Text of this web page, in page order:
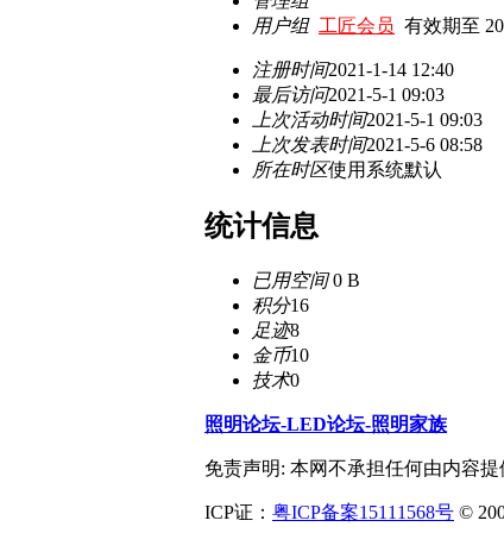
用户组 工匠会员 有效期至
注册时间2021-1-14 12:40
最后访问2021-5-1 09:03
上次活动时间2021-5-1 09:03
上次发表时间2021-5-6 08:58
所在时区使用系统默认
统计信息
已用空间0 B
积分16
足迹8
金币10
技术0
照明论坛-LED论坛-照明家族
免责声明: 本网不承担任何由内容
ICP证： 粤ICP备案15111568号 ©